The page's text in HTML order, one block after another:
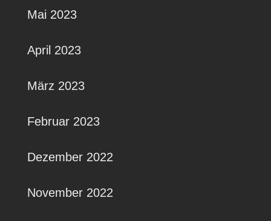
Mai 2023
April 2023
März 2023
Februar 2023
Dezember 2022
November 2022